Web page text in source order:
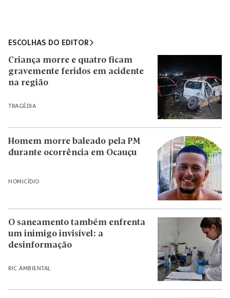
ESCOLHAS DO EDITOR
TRAGÉDIA
Criança morre e quatro ficam
gravemente feridos em acidente
na região
HOMICÍDIO
Homem morre baleado pela PM
durante ocorrência em Ocauçu
RIC AMBIENTAL
O saneamento também enfrenta
um inimigo invisível: a
desinformação